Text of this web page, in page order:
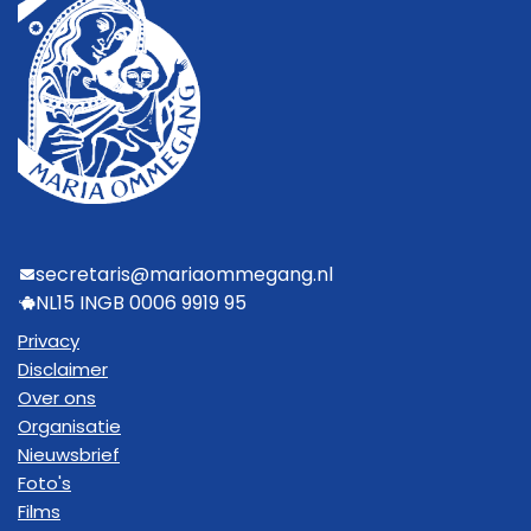
secretaris@mariaommegang.nl
NL15 INGB 0006 9919 95
Privacy
Disclaimer
Over ons
Organisatie
Nieuwsbrief
Foto's
Films